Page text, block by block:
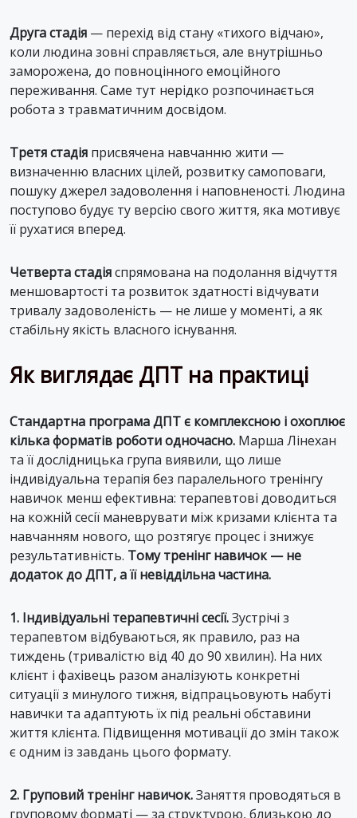
Друга стадія — перехід від стану «тихого відчаю»,
коли людина зовні справляється, але внутрішньо
заморожена, до повноцінного емоційного
переживання. Саме тут нерідко розпочинається
робота з травматичним досвідом.
Третя стадія присвячена навчанню жити —
визначенню власних цілей, розвитку самоповаги,
пошуку джерел задоволення і наповненості. Людина
поступово будує ту версію свого життя, яка мотивує
її рухатися вперед.
Четверта стадіяспрямована на подолання відчуття
меншовартості та розвиток здатності відчувати
тривалу задоволеність — не лише у моменті, а як
стабільну якість власного існування.
Як виглядає ДПТ на практиці
Стандартна програма ДПТ є комплексною і охоплює
кілька форматів роботи одночасно. Марша Лінехан
та її дослідницька група виявили, що лише
індивідуальна терапія без паралельного тренінгу
навичок менш ефективна: терапевтові доводиться
на кожній сесії маневрувати між кризами клієнта та
навчанням нового, що розтягує процес і знижує
результативність. Тому тренінг навичок — не
додаток до ДПТ, а її невіддільна частина.
1. Індивідуальні терапевтичні сесії.Зустрічі з
терапевтом відбуваються, як правило, раз на
тиждень (тривалістю від 40 до 90 хвилин). На них
клієнт і фахівець разом аналізують конкретні
ситуації з минулого тижня, відпрацьовують набуті
навички та адаптують їх під реальні обставини
життя клієнта. Підвищення мотивації до змін також
є одним із завдань цього формату.
2. Груповий тренінг навичок.Заняття проводяться в
груповому форматі — за структурою, близькою до